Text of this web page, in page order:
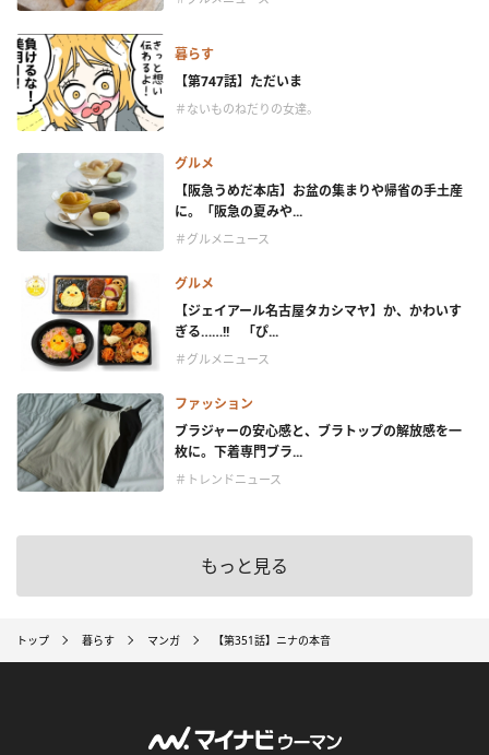
暮らす
【第747話】ただいま
＃ないものねだりの女達。
グルメ
【阪急うめだ本店】お盆の集まりや帰省の手土産
に。「阪急の夏みや...
＃グルメニュース
グルメ
【ジェイアール名古屋タカシマヤ】か、かわいす
ぎる……!! 「ぴ...
＃グルメニュース
ファッション
ブラジャーの安心感と、ブラトップの解放感を一
枚に。下着専門ブラ...
＃トレンドニュース
もっと見る
トップ 暮らす マンガ 【第351話】ニナの本音